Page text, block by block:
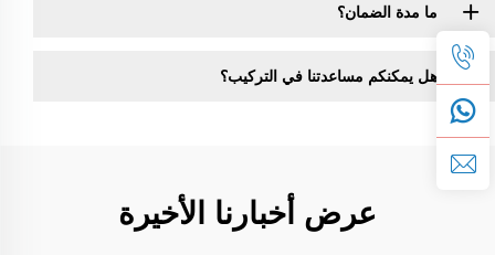
ما مدة الضمان؟
هل يمكنكم مساعدتنا في التركيب؟
عرض أخبارنا الأخيرة